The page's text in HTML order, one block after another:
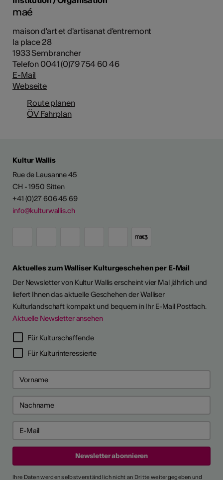
maé
maison d'art et d'artisanat d'entremont
la place 28
1933 Sembrancher
Telefon 0041 (0)79 754 60 46
E-Mail
Webseite
Route planen
ÖV Fahrplan
Kultur Wallis
Rue de Lausanne 45
CH - 1950 Sitten
+41 (0)27 606 45 69
info@kulturwallis.ch
Aktuelles zum Walliser Kulturgeschehen per E-Mail
Der Newsletter von Kultur Wallis erscheint vier Mal jährlich und
liefert Ihnen das aktuelle Geschehen der Walliser
Kulturlandschaft kompakt und bequem in Ihr E-Mail Postfach.
Aktuelle Newsletter ansehen
Für Kulturschaffende
Für Kulturinteressierte
Ihre Daten werden selbstverständlich nicht an Dritte weitergegeben und